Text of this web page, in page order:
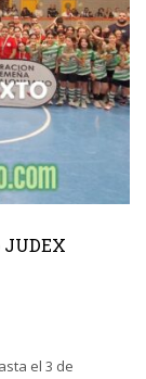
el 3 de